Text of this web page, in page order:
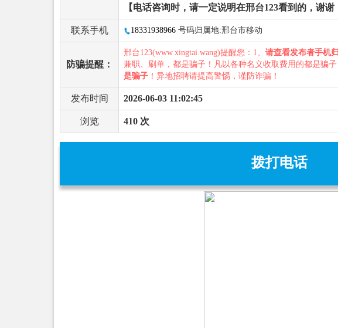
【电话咨询时，请一定说明在邢台123看到的，谢谢
联系手机 18331938966 号码归属地:邢台市移动
防骗提醒：
邢台123(www.xingtai.wang)提醒您：1、 请查看发布者手机
兼职、刷单，都是骗子！凡以各种名义收取费用的都是骗子
是骗子 ！异地招聘请提高警惕，谨防诈骗！
发布时间 2026-06-03 11:02:45
浏览 410 次
拨打电话